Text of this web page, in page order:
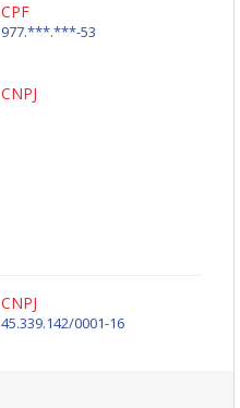
CPF
977.***.***-53
CNPJ
CNPJ
45.339.142/0001-16